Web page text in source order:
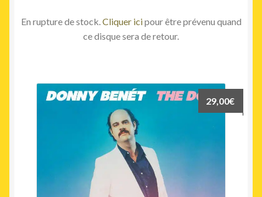
En rupture de stock.Cliquer icipour être prévenu quand
ce disque sera de retour.
29,00€